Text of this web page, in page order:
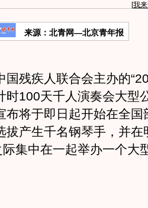
[我
来源：北青网—北京青年报
疾人联合会主办的
100天千人演奏会大型
布将于即日起开始在全国
拔产生千名钢琴手，并在
集中在一起举办一个大